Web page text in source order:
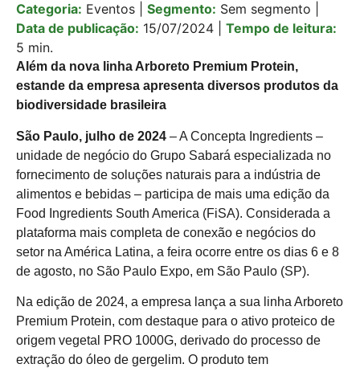
Categoria: Eventos Segmento: Sem segmento
Data de publicação: 15/07/2024
Tempo de leitura:
5 min.
Além da nova linha Arboreto Premium Protein,
estande da empresa apresenta diversos produtos da
biodiversidade brasileira
São Paulo, julho de 2024 – A Concepta Ingredients –
unidade de negócio do Grupo Sabará especializada no
fornecimento de soluções naturais para a indústria de
alimentos e bebidas – participa de mais uma edição da
Food Ingredients South America (FiSA). Considerada a
plataforma mais completa de conexão e negócios do
setor na América Latina, a feira ocorre entre os dias 6 e 8
de agosto, no São Paulo Expo, em São Paulo (SP).
Na edição de 2024, a empresa lança a sua linha Arboreto
Premium Protein, com destaque para o ativo proteico de
origem vegetal PRO 1000G, derivado do processo de
extração do óleo de gergelim. O produto tem